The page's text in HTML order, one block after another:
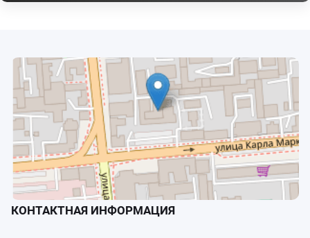
КОНТАКТНАЯ ИНФОРМАЦИЯ